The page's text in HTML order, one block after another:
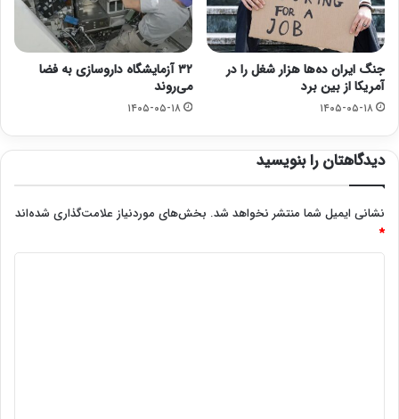
جنگ ایران ده‌ها هزار شغل را در
آمریکا از بین برد
۱۴۰۵-۰۵-۱۸
۳۲ آزمایشگاه داروسازی به فضا
می‌روند
۱۴۰۵-۰۵-۱۸
دیدگاهتان را بنویسید
نشانی ایمیل شما منتشر نخواهد شد. بخش‌های موردنیاز علامت‌گذاری شده‌اند
*